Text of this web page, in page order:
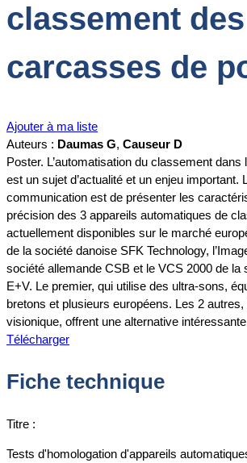
classement des
carcasses de
Ajouter à ma liste
Auteurs : Daumas G, Causeur D
Poster. L’automatisation du classement dans
est un sujet d’actualité et un enjeu important.
communication est de présenter les
précision des 3 appareils automatiques de
actuellement disponibles sur le marché
de la société danoise SFK Technology,
société allemande CSB et le VCS 2000 de la
E+V. Le premier, qui utilise des ultra-sons,
bretons et plusieurs européens. Les 2
visionique, offrent une alternative
Télécharger
Fiche technique
Titre :
Tests d'homologation d'appareils